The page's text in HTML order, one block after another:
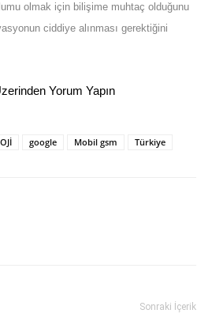
olmak için bilişime muhtaç olduğunu
ciddiye alınması gerektiğini
Yorum Yapın
google Mobil gsm Türkiye
Sonraki İçerik